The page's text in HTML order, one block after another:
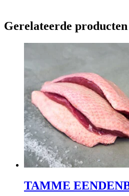
Gerelateerde producten
TAMME